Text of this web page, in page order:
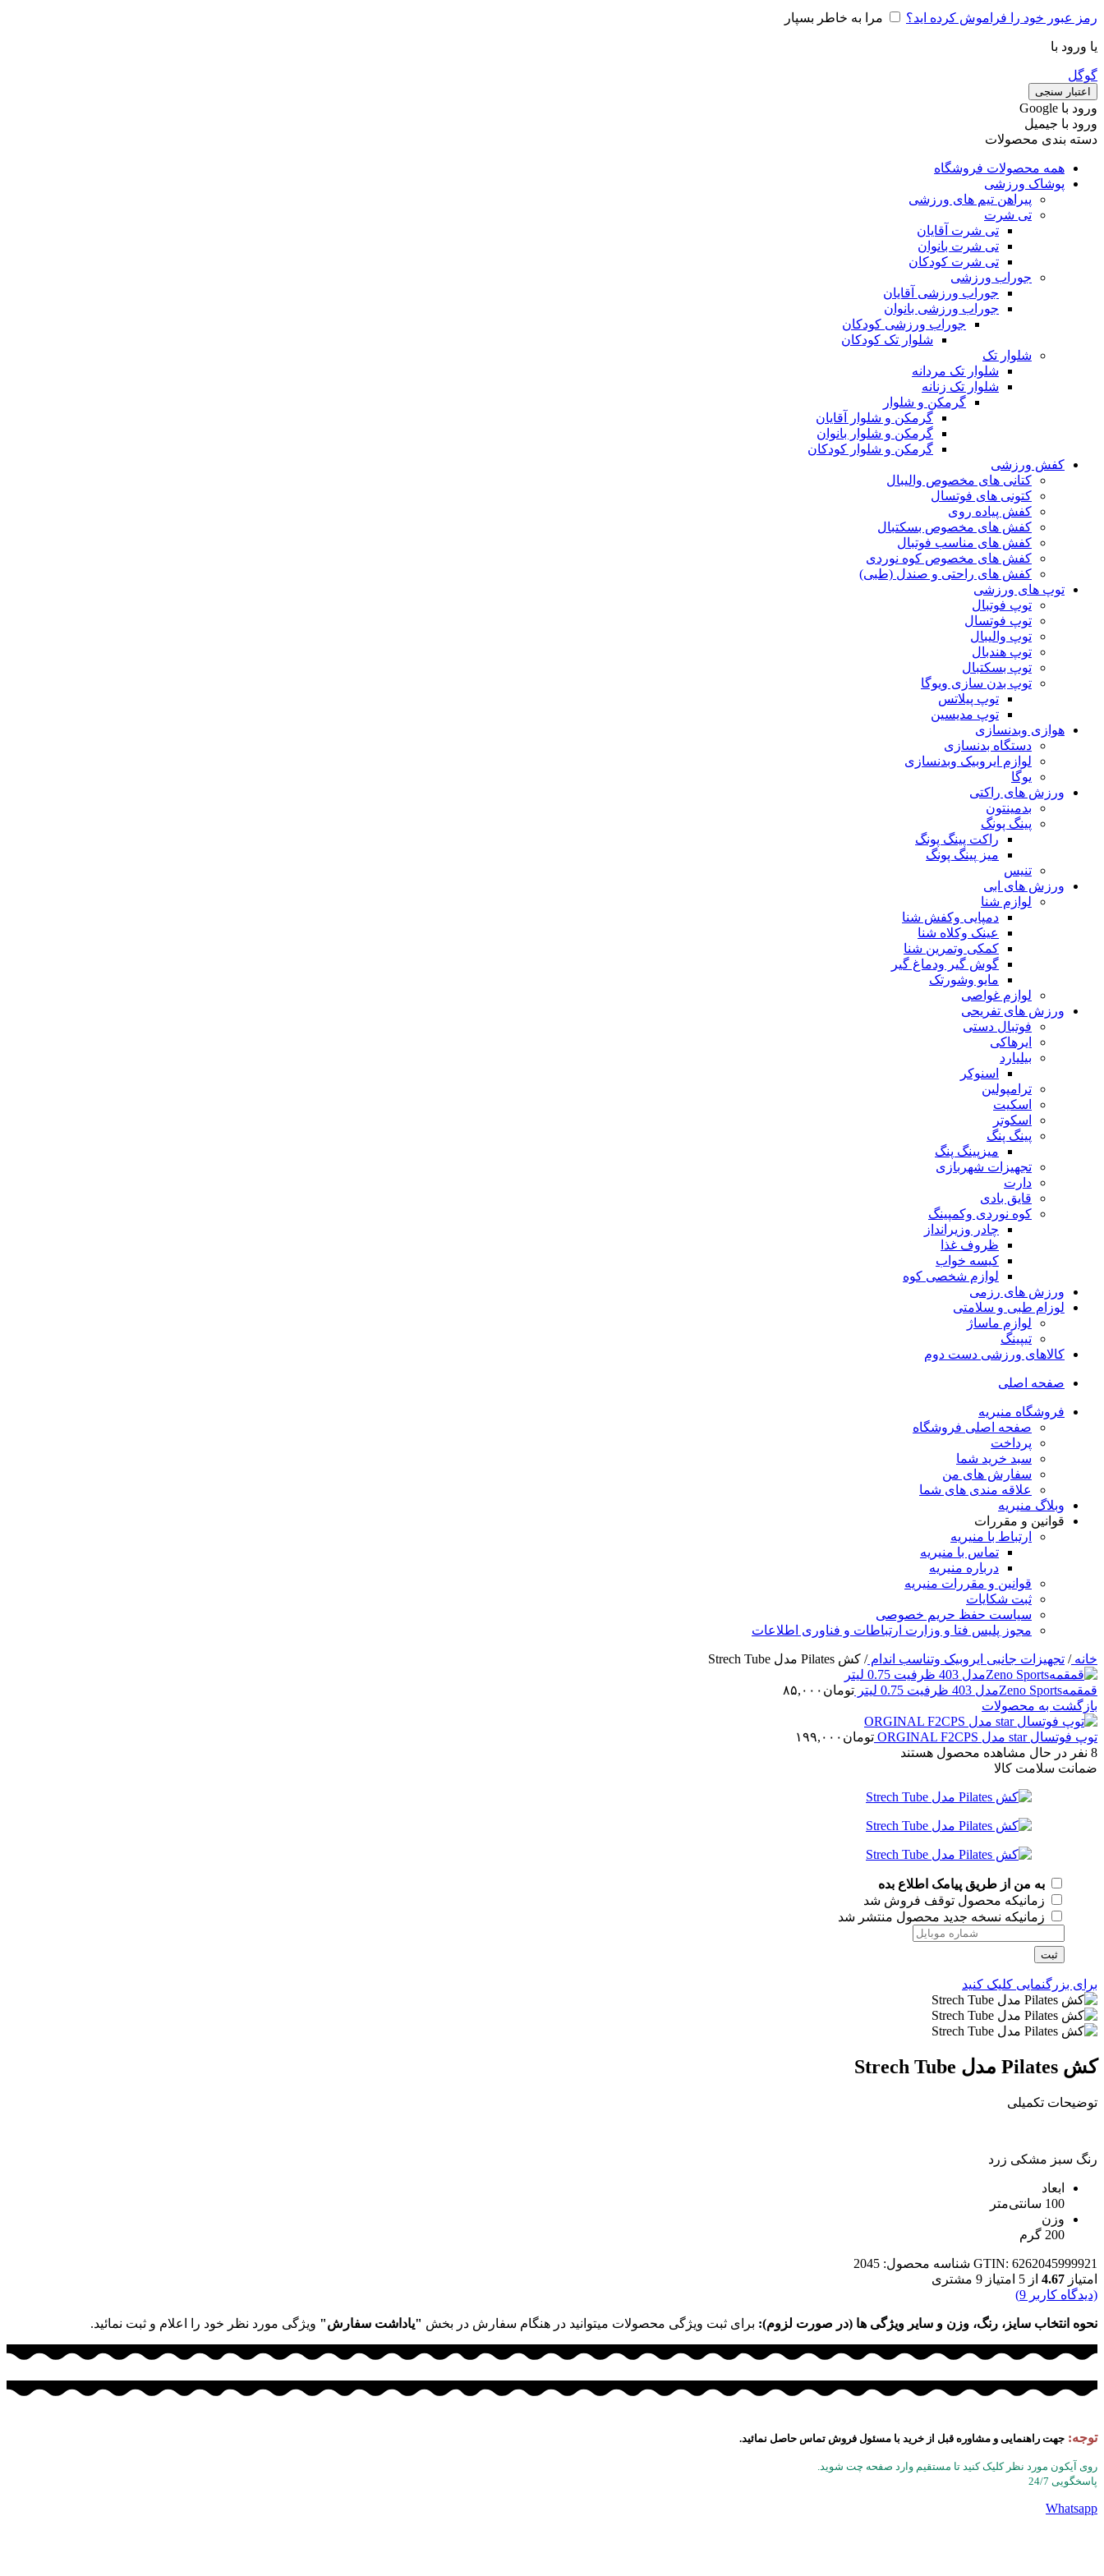
رمز عبور خود را فراموش کرده اید؟ مرا به خاطر بسپار
یا ورود با
گوگل
اعتبار سنجی
ورود با ‫Google
ورود با جیمیل
دسته بندی محصولات
همه محصولات فروشگاه
پوشاک ورزشی
پیراهن تیم های ورزشی
تی شرت
تی شرت آقایان
تی شرت بانوان
تی شرت کودکان
جوراب ورزشی
جوراب ورزشی آقایان
جوراب ورزشی بانوان
جوراب ورزشی کودکان
شلوار تک کودکان
شلوار تک
شلوار تک مردانه
شلوار تک زنانه
گرمکن و شلوار
گرمکن و شلوار آقایان
گرمکن و شلوار بانوان
گرمکن و شلوار کودکان
کفش ورزشی
کتانی های مخصوص والیبال
کتونی های فوتسال
کفش پیاده روی
کفش های مخصوص بسکتبال
کفش های مناسب فوتبال
کفش های مخصوص کوه نوردی
کفش های راحتی و صندل (طبی)
توپ های ورزشی
توپ فوتبال
توپ فوتسال
توپ والیبال
توپ هندبال
توپ بسکتبال
توپ بدن سازی ویوگا
توپ پیلاتس
توپ مدیسین
هوازی وبدنسازی
دستگاه بدنسازی
لوازم ایروبیک وبدنسازی
یوگا
ورزش های راکتی
بدمینتون
پینگ پونگ
راکت پینگ پونگ
میز پینگ پونگ
تنیس
ورزش های ابی
لوازم شنا
دمپایی وکفش شنا
عینک وکلاه شنا
کمکی وتمرین شنا
گوش گیر ودماغ گیر
مایو وشورتک
لوازم غواصی
ورزش های تفریحی
فوتبال دستی
ایرهاکی
بیلیارد
اسنوکر
ترامپولین
اسکیت
اسکوتر
پینگ پنگ
میزپینگ پنگ
تجهیزات شهربازی
دارت
قایق بادی
کوه نوردی وکمپینگ
چادر وزیرانداز
ظروف غذا
کیسه خواب
لوازم شخصی کوه
ورزش های رزمی
لوزام طبی و سلامتی
لوازم ماساژ
تیپینگ
کالاهای ورزشی دست دوم
صفحه اصلی
فروشگاه منیریه
صفحه اصلی فروشگاه
پرداخت
سبد خرید شما
سفارش های من
علاقه مندی های شما
وبلاگ منیریه
قوانین و مقررات
ارتباط با منیریه
تماس با منیریه
درباره منیریه
قوانین و مقررات منیریه
ثبت شکایات
سیاست حفظ حریم خصوصی
مجوز پلیس فتا و وزارت ارتباطات و فناوری اطلاعات
خانه/ تجهیزات جانبی ایروبیک وتناسب اندام/ کش Pilates مدل Strech Tube
قمقمهZeno Sportsمدل 403 ظرفیت 0.75 لیتر تومان ۸۵,۰۰۰
بازگشت به محصولات
توپ فوتسال star مدل ORGINAL F2CPS تومان ۱۹۹,۰۰۰
8 نفر در حال مشاهده محصول هستند
ضمانت سلامت کالا
به من از طریق پیامک اطلاع بده
زمانیکه محصول توقف فروش شد
زمانیکه نسخه جدید محصول منتشر شد
ثبت
برای بزرگنمایی کلیک کنید
کش Pilates مدل Strech Tube
توضیحات تکمیلی
رنگ سبز مشکی زرد
ابعاد
100 سانتی‌متر
وزن
200 گرم
GTIN: 6262045999921 شناسه محصول: 2045
امتیاز 4.67 از 5 امتیاز 9 مشتری
(دیدگاه کاربر 9
)
نحوه انتخاب سایز، رنگ، وزن و سایر ویژگی ها (در صورت لزوم): برای ثبت ویژگی محصولات میتوانید در هنگام سفارش در بخش "یاداشت سفارش" ویژگی مورد نظر خود را اعلام و ثبت نمائید.
توجه: جهت راهنمایی و مشاوره قبل از خرید با مسئول فروش تماس حاصل نمائید.
روی آیکون مورد نظر کلیک کنید تا مستقیم وارد صفحه چت شوید.
پاسخگویی 24/7
Whatsapp